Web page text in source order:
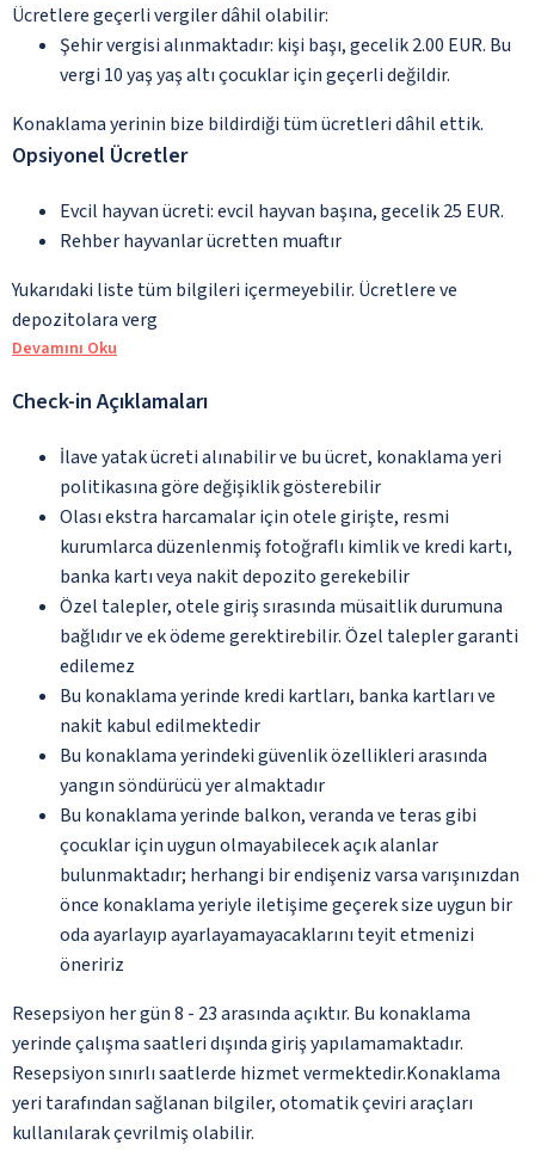
Ücretlere geçerli vergiler dâhil olabilir:
Şehir vergisi alınmaktadır: kişi başı, gecelik 2.00 EUR. Bu
vergi 10 yaş yaş altı çocuklar için geçerli değildir.
Konaklama yerinin bize bildirdiği tüm ücretleri dâhil ettik.
Opsiyonel Ücretler
Evcil hayvan ücreti: evcil hayvan başına, gecelik 25 EUR.
Rehber hayvanlar ücretten muaftır
Yukarıdaki liste tüm bilgileri içermeyebilir. Ücretlere ve
depozitolara verg
Devamını Oku
Check-in Açıklamaları
İlave yatak ücreti alınabilir ve bu ücret, konaklama yeri
politikasına göre değişiklik gösterebilir
Olası ekstra harcamalar için otele girişte, resmi
kurumlarca düzenlenmiş fotoğraflı kimlik ve kredi kartı,
banka kartı veya nakit depozito gerekebilir
Özel talepler, otele giriş sırasında müsaitlik durumuna
bağlıdır ve ek ödeme gerektirebilir. Özel talepler garanti
edilemez
Bu konaklama yerinde kredi kartları, banka kartları ve
nakit kabul edilmektedir
Bu konaklama yerindeki güvenlik özellikleri arasında
yangın söndürücü yer almaktadır
Bu konaklama yerinde balkon, veranda ve teras gibi
çocuklar için uygun olmayabilecek açık alanlar
bulunmaktadır; herhangi bir endişeniz varsa varışınızdan
önce konaklama yeriyle iletişime geçerek size uygun bir
oda ayarlayıp ayarlayamayacaklarını teyit etmenizi
öneririz
Resepsiyon her gün 8 - 23 arasında açıktır. Bu konaklama
yerinde çalışma saatleri dışında giriş yapılamamaktadır.
Resepsiyon sınırlı saatlerde hizmet vermektedir.Konaklama
yeri tarafından sağlanan bilgiler, otomatik çeviri araçları
kullanılarak çevrilmiş olabilir.